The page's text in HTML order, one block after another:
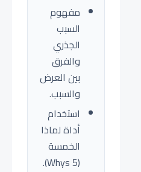
مفهوم
السبب
الجذري
والفرق
بين العرض
والسبب.
استخدام
أداة لماذا
الخمسة
(5 Whys).